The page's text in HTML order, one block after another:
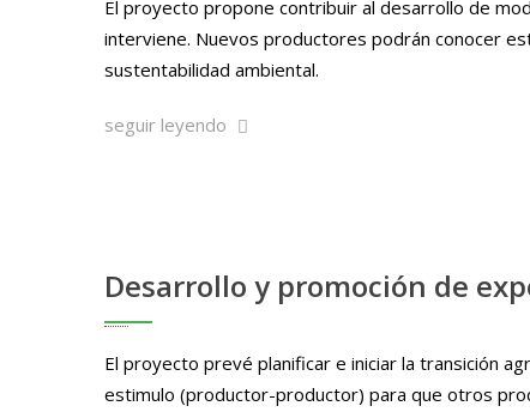
El proyecto propone contribuir al desarrollo de
interviene. Nuevos productores podrán conocer
sustentabilidad ambiental.
seguir leyendo
Desarrollo y promoción de
El proyecto prevé planificar e iniciar la transición
estimulo (productor-productor) para que otros